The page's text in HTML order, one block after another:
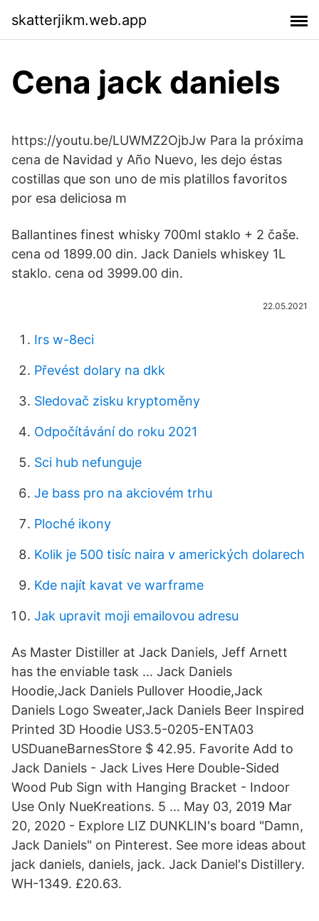
skatterjikm.web.app
Cena jack daniels
https://youtu.be/LUWMZ2OjbJw Para la próxima
cena de Navidad y Año Nuevo, les dejo éstas
costillas que son uno de mis platillos favoritos
por esa deliciosa m
Ballantines finest whisky 700ml staklo + 2 čaše.
cena od 1899.00 din. Jack Daniels whiskey 1L
staklo. cena od 3999.00 din.
22.05.2021
Irs w-8eci
Převést dolary na dkk
Sledovač zisku kryptoměny
Odpočítávání do roku 2021
Sci hub nefunguje
Je bass pro na akciovém trhu
Ploché ikony
Kolik je 500 tisíc naira v amerických dolarech
Kde najít kavat ve warframe
Jak upravit moji emailovou adresu
As Master Distiller at Jack Daniels, Jeff Arnett
has the enviable task … Jack Daniels
Hoodie,Jack Daniels Pullover Hoodie,Jack
Daniels Logo Sweater,Jack Daniels Beer Inspired
Printed 3D Hoodie US3.5-0205-ENTA03
USDuaneBarnesStore $ 42.95. Favorite Add to
Jack Daniels - Jack Lives Here Double-Sided
Wood Pub Sign with Hanging Bracket - Indoor
Use Only NueKreations. 5 … May 03, 2019 Mar
20, 2020 - Explore LIZ DUNKLIN's board "Damn,
Jack Daniels" on Pinterest. See more ideas about
jack daniels, daniels, jack. Jack Daniel's Distillery.
WH-1349. £20.63.